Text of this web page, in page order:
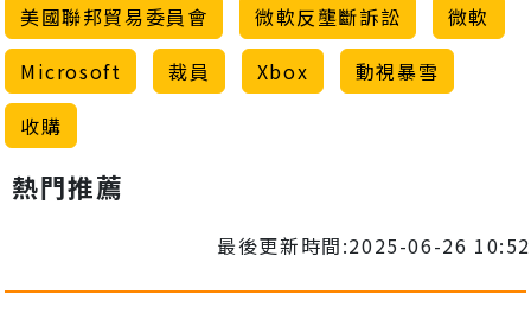
美國聯邦貿易委員會
微軟反壟斷訴訟
微軟
Microsoft
裁員 Xbox
動視暴雪
收購
熱門推薦
最後更新時間:2025-06-26 10:52